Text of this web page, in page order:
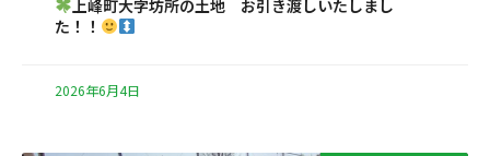
上峰町大字坊所の土地 お引き渡しいたしまし
た！！
2026年6月4日